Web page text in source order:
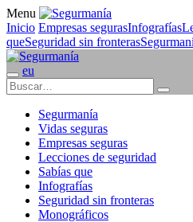
Menu
Inicio Empresas segurasInfografías
queSeguridad sin fronteras
eu
Segurmanía
Vidas seguras
Empresas seguras
Lecciones de seguridad
Sabías que
Infografías
Seguridad sin fronteras
Monográficos